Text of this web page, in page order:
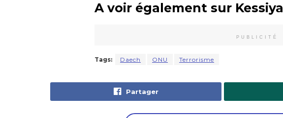
A voir également sur Kessiya
PUBLICITÉ
Tags: Daech ONU Terrorisme
Partager